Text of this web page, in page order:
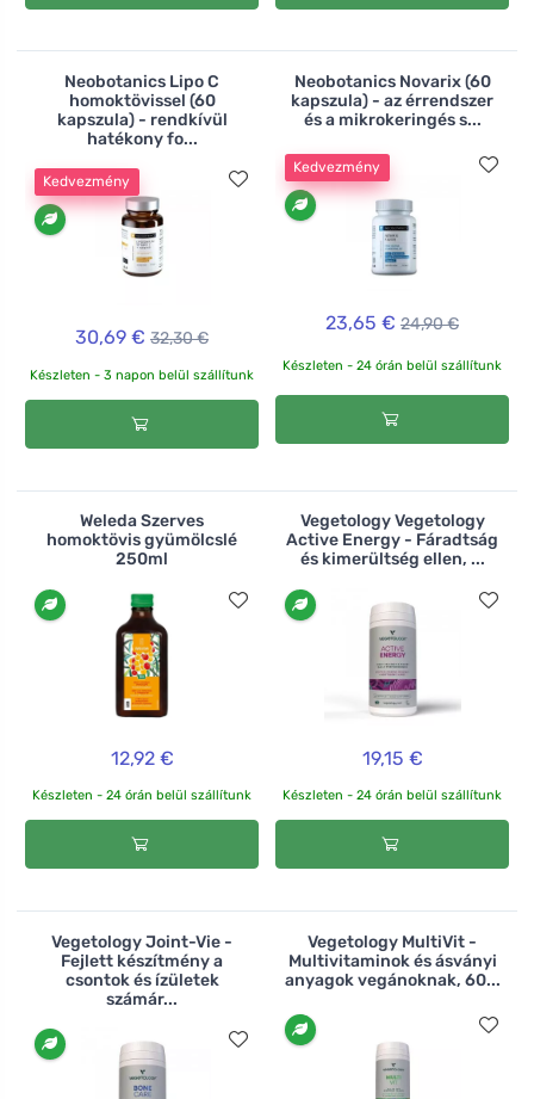
Neobotanics Lipo C
homoktövissel (60
kapszula) - rendkívül
hatékony fo...
Kedvezmény
30,69 € 32,30 €
Készleten - 3 napon belül szállítunk
Neobotanics Novarix (60
kapszula) - az érrendszer
és a mikrokeringés s...
Kedvezmény
23,65 € 24,90 €
Készleten - 24 órán belül szállítunk
Weleda Szerves
homoktövis gyümölcslé
250ml
12,92 €
Készleten - 24 órán belül szállítunk
Vegetology Vegetology
Active Energy - Fáradtság
és kimerültség ellen, ...
19,15 €
Készleten - 24 órán belül szállítunk
Vegetology Joint-Vie -
Fejlett készítmény a
csontok és ízületek
számár...
Vegetology MultiVit -
Multivitaminok és ásványi
anyagok vegánoknak, 60...